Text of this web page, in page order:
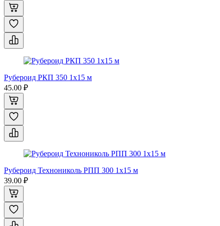
Рубероид РКП 350 1x15 м
45.00 ₽
Рубероид Технониколь РПП 300 1x15 м
39.00 ₽